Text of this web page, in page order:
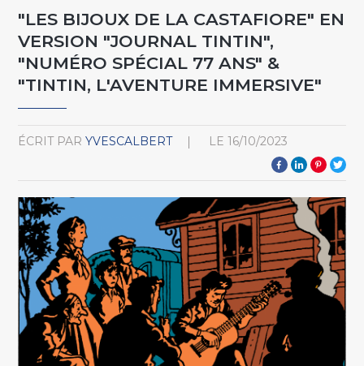
"LES BIJOUX DE LA CASTAFIORE" EN
VERSION "JOURNAL TINTIN",
"NUMÉRO SPÉCIAL 77 ANS" &
"TINTIN, L'AVENTURE IMMERSIVE"
ÉCRIT PAR YVESCALBERT LE 16/10/2023